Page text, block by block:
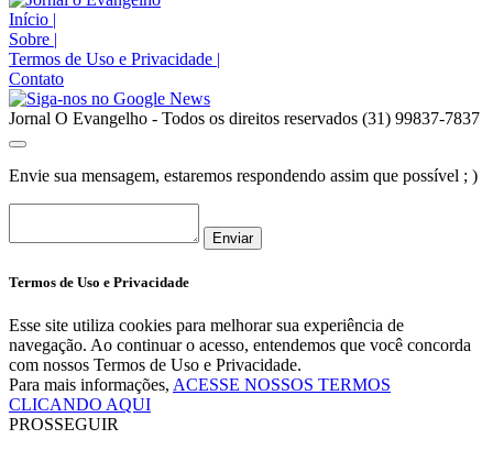
Início |
Sobre |
Termos de Uso e Privacidade |
Contato
Jornal O Evangelho - Todos os direitos reservados (31) 99837-7837
Envie sua mensagem, estaremos respondendo assim que possível ; )
Enviar
Termos de Uso e Privacidade
Esse site utiliza cookies para melhorar sua experiência de
navegação. Ao continuar o acesso, entendemos que você concorda
com nossos Termos de Uso e Privacidade.
Para mais informações, ACESSE NOSSOS TERMOS
CLICANDO AQUI
PROSSEGUIR